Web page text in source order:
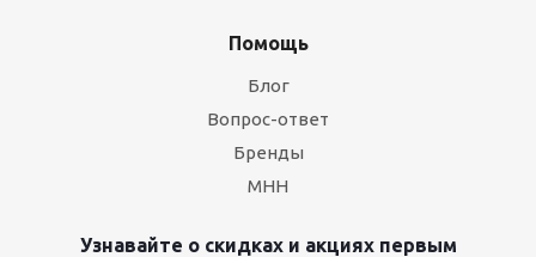
Помощь
Блог
Вопрос-ответ
Бренды
МНН
Узнавайте о скидках и акциях первым